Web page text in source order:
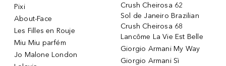
Pixi
About-Face
Les Filles en Rouje
Miu Miu parfém
Jo Malone London
Crush Cheirosa 62
Sol de Janeiro Brazilian
Crush Cheirosa 68
Lancôme La Vie Est Belle
Giorgio Armani My Way
Giorgio Armani Sì